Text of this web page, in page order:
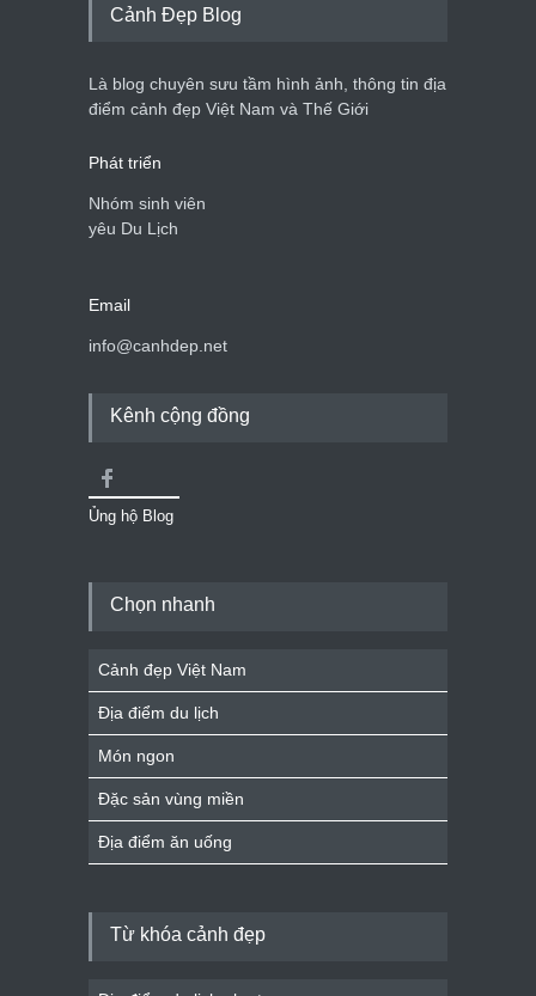
Cảnh Đẹp Blog
Là blog chuyên sưu tầm hình ảnh, thông tin địa
điểm cảnh đẹp Việt Nam và Thế Giới
Phát triển
Nhóm sinh viên
yêu Du Lịch
Email
info@canhdep.net
Kênh cộng đồng
Ủng hộ Blog
Chọn nhanh
Cảnh đẹp Việt Nam
Địa điểm du lịch
Món ngon
Đặc sản vùng miền
Địa điểm ăn uống
Từ khóa cảnh đẹp